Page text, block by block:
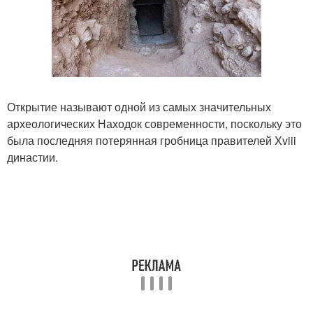
Открытие называют одной из самых значительных
археологических Находок современности, поскольку это
была последняя потерянная гробница правителей Xviii
династии.